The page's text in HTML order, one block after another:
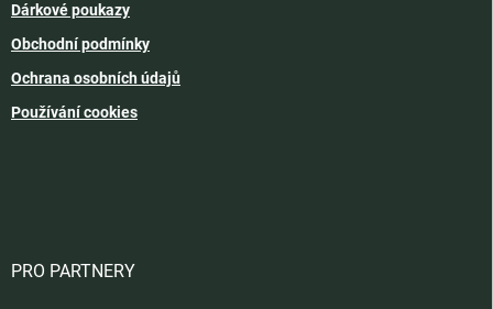
Dárkové poukazy
Obchodní podmínky
Ochrana osobních údajů
Používání cookies
PRO PARTNERY